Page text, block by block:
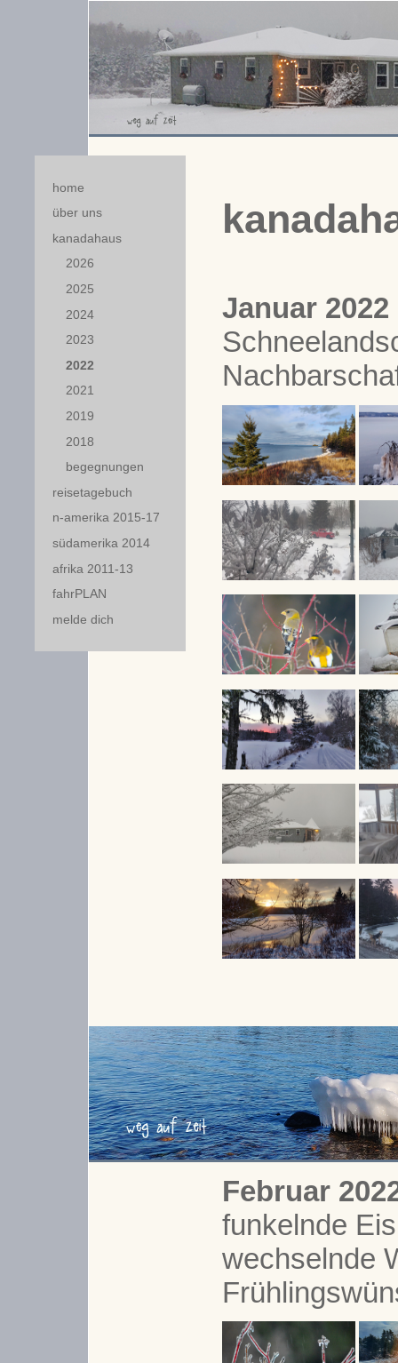
home
über uns
kanadahaus
2026
2025
2024
2023
2022
2021
2019
2018
begegnungen
reisetagebuch
n-amerika 2015-17
südamerika 2014
afrika 2011-13
fahrPLAN
melde dich
Januar 2022
Februar
funkelnde
wechselnde